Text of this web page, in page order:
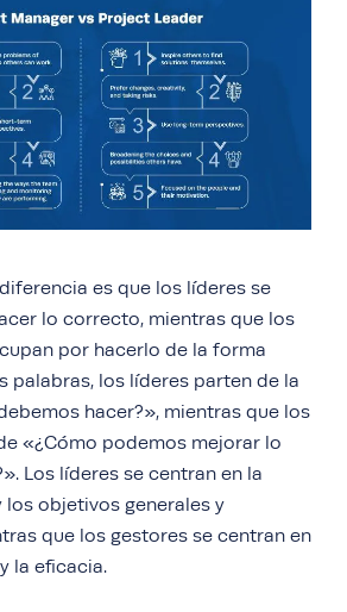
es que los líderes se
lo correcto, mientras que los
por hacerlo de la forma
palabras, los líderes parten de la
hacer?», mientras que los
«¿Cómo podemos mejorar lo
Los líderes se centran en la
los objetivos generales y
que los gestores se centran en
la eficacia.